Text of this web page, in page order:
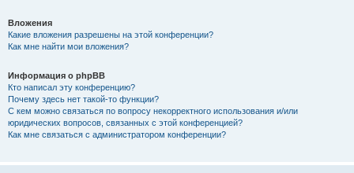
Вложения
Какие вложения разрешены на этой конференции?
Как мне найти мои вложения?
Информация о phpBB
Кто написал эту конференцию?
Почему здесь нет такой-то функции?
С кем можно связаться по вопросу некорректного использования и/или
юридических вопросов, связанных с этой конференцией?
Как мне связаться с администратором конференции?